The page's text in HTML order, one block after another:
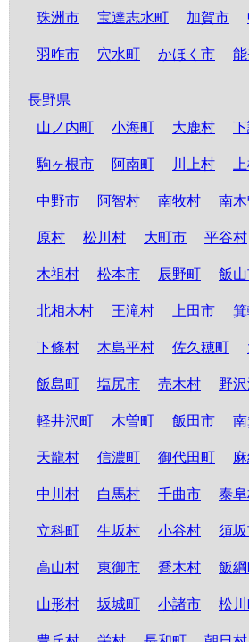
珠洲市 宝達志水町 加賀市
羽咋市 穴水町 かほく市
長野県
山ノ内町
小海町 大鹿村
駒ヶ根市 阿南町 川上村
中野市 阿智村 南牧村 南
原村 松川村 大町市 平谷村
木祖村 松本市 辰野町 飯
北相木村 王滝村 上田市
下條村 木島平村 佐久穂町
飯島町 塩尻市 売木村 野
軽井沢町 木曽町 飯田市
天龍村 信濃町 御代田町
中川村 白馬村 千曲市 泰
立科町 生坂村 小谷村 須
高山村 東御市 喬木村 飯
山形村 坂城町 小諸市 松